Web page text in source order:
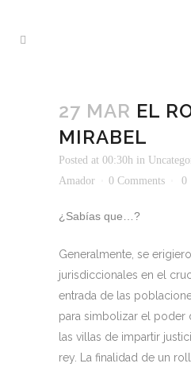
27 MAR EL
MIRABEL
Posted at 00:30h in
Amador
0 Comments 0
¿Sabías que…?
Generalmente, se
jurisdiccionales en el
entrada de las
para simbolizar el poder
las villas de impartir
rey. La finalidad de un